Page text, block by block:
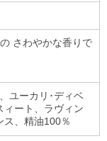
さわやかな香りで
ユーカリ･ディベ
ィート、ラヴィン
ス、精油100％